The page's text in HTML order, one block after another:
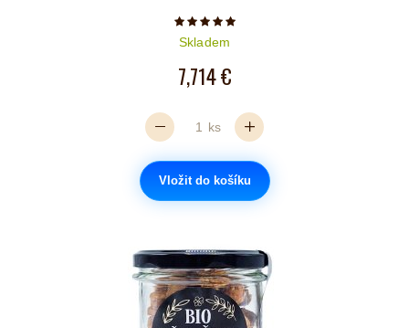
Počet hvězdiček je 5 z 5
Skladem
7,714 €
ks
Vložit do košíku